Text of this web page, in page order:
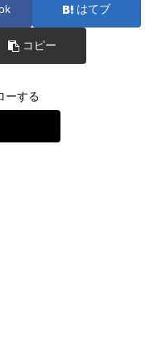
はてブ
コピー
ーする